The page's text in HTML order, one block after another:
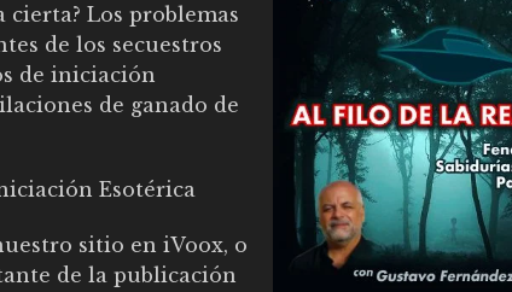
cierta? Los problemas
de los secuestros
de iniciación
de ganado de
Esotérica
sitio en iVoox, o
de la publicación